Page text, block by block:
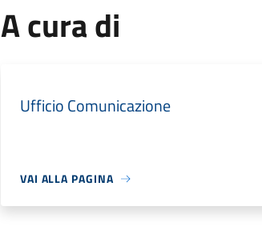
A cura di
Ufficio Comunicazione
VAI ALLA PAGINA